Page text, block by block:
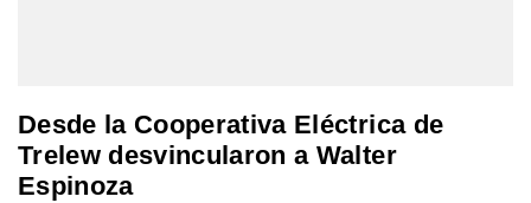
Desde la Cooperativa Eléctrica de
Trelew desvincularon a Walter
Espinoza